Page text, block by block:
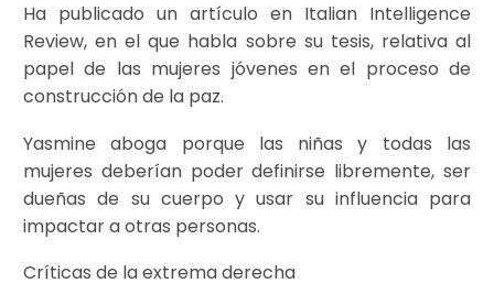
Ha publicado un artículo en Italian Intelligence
Review, en el que habla sobre su tesis, relativa al
papel de las mujeres jóvenes en el proceso de
construcción de la paz.
Yasmine aboga porque las niñas y todas las
mujeres deberían poder definirse libremente, ser
dueñas de su cuerpo y usar su influencia para
impactar a otras personas.
Críticas de la extrema derecha